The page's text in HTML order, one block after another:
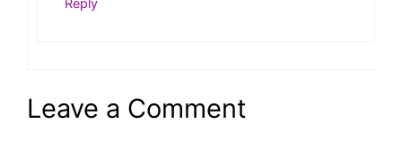
Reply
Leave a Comment